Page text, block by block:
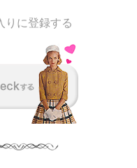
りに登録する